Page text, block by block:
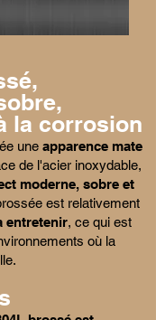
la corrosion
une apparence mate
de l'acier inoxydable,
moderne, sobre et
est relativement
entretenir, ce qui est
où la